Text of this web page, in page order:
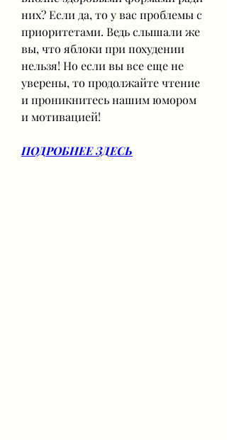
них? Если да, то у вас проблемы с
приоритетами. Ведь слышали же
вы, что яблоки при похудении
нельзя! Но если вы все еще не
уверены, то продолжайте чтение
и проникнитесь нашим юмором
и мотивацией!
ПОДРОБНЕЕ ЗДЕСЬ